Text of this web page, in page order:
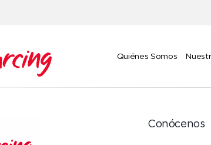
Quiénes Somos
Conócenos